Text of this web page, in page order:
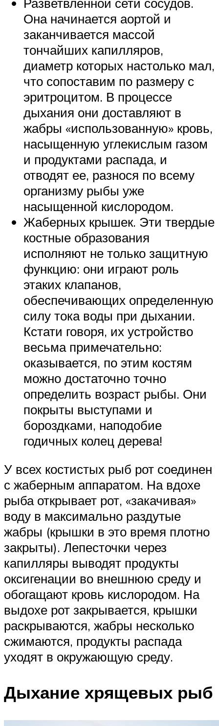
Она начинается аортой и
заканчивается массой
тончайших капилляров,
диаметр которых настолько мал,
что сопоставим по размеру с
эритроцитом. В процессе
дыхания они доставляют в
жабры «использованную» кровь,
насыщенную углекислым газом
и продуктами распада, и
отводят ее, разнося по всему
организму рыбы уже
насыщенной кислородом.
Жаберных крышек. Эти твердые
костные образования
исполняют не только защитную
функцию: они играют роль
этаких клапанов,
обеспечивающих определенную
силу тока воды при дыхании.
Кстати говоря, их устройство
весьма примечательно:
оказывается, по этим костям
можно достаточно точно
определить возраст рыбы. Они
покрыты выступами и
бороздками, наподобие
годичных колец дерева!
У всех костистых рыб рот соединен
с жаберным аппаратом. На вдохе
рыба открывает рот, «закачивая»
воду в максимально раздутые
жабры (крышки в это время плотно
закрыты). Лепесточки через
капилляры выводят продукты
оксигенации во внешнюю среду и
обогащают кровь кислородом. На
выдохе рот закрывается, крышки
раскрываются, жабры несколько
сжимаются, продукты распада
уходят в окружающую среду.
Дыхание хрящевых рыб